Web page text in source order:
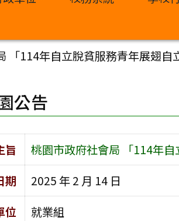
「114年自立脫貧服務青年展翅自
公告
旨
桃園市政府社會局 「114年自
期
2025 年 2 月 14 日
位
就業組